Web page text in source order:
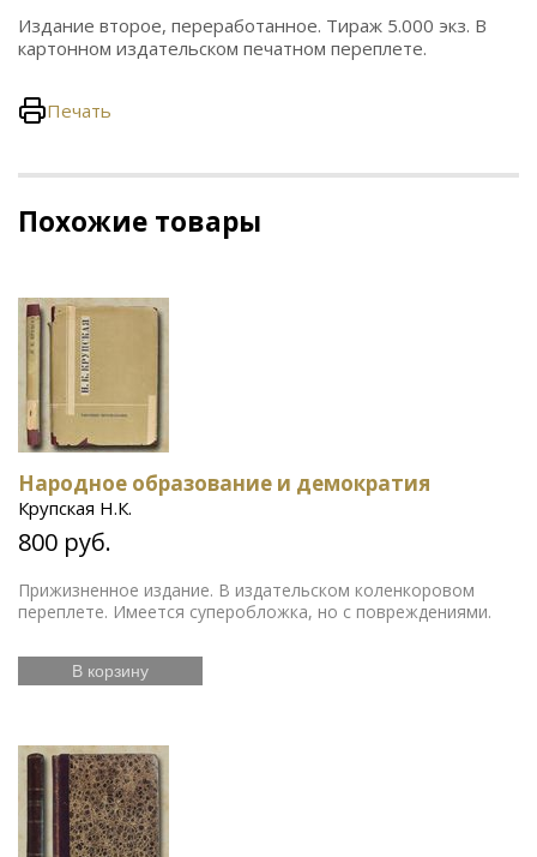
Издание второе, переработанное. Тираж 5.000 экз. В
картонном издательском печатном переплете.
Печать
Похожие товары
Народное образование и демократия
Крупская Н.К.
800 руб.
Прижизненное издание. В издательском коленкоровом
переплете. Имеется суперобложка, но с повреждениями.
В корзину